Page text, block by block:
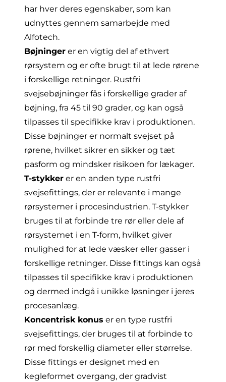
har hver deres egenskaber, som kan
udnyttes gennem samarbejde med
Alfotech.
Bøjninger er en vigtig del af ethvert
rørsystem og er ofte brugt til at lede rørene
i forskellige retninger. Rustfri
svejsebøjninger fås i forskellige grader af
bøjning, fra 45 til 90 grader, og kan også
tilpasses til specifikke krav i produktionen.
Disse bøjninger er normalt svejset på
rørene, hvilket sikrer en sikker og tæt
pasform og mindsker risikoen for lækager.
T-stykker er en anden type rustfri
svejsefittings, der er relevante i mange
rørsystemer i procesindustrien. T-stykker
bruges til at forbinde tre rør eller dele af
rørsystemet i en T-form, hvilket giver
mulighed for at lede væsker eller gasser i
forskellige retninger. Disse fittings kan også
tilpasses til specifikke krav i produktionen
og dermed indgå i unikke løsninger i jeres
procesanlæg.
Koncentrisk konus er en type rustfri
svejsefittings, der bruges til at forbinde to
rør med forskellig diameter eller størrelse.
Disse fittings er designet med en
kegleformet overgang, der gradvist